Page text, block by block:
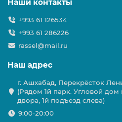
Наши контакты
+993 61 126534
+993 61 286226
rassel@mail.ru
Наш адрес
г. Ашхабад, Перекрёсток
(Рядом 1й парк. Угловой дом
двора, 1й подъезд слева)
9:00-20:00